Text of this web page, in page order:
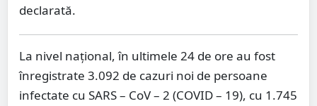
declarată.
La nivel național, în ultimele 24 de ore au fost
înregistrate 3.092 de cazuri noi de persoane
infectate cu SARS – CoV – 2 (COVID – 19), cu 1.745